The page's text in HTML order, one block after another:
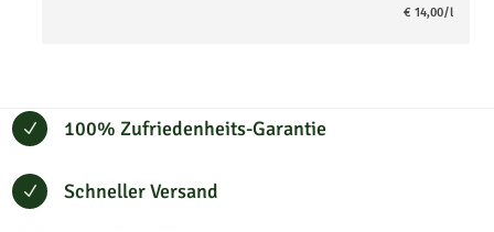
€ 14,00/l
N 100% Zufriedenheits-Garantie
N Schneller Versand